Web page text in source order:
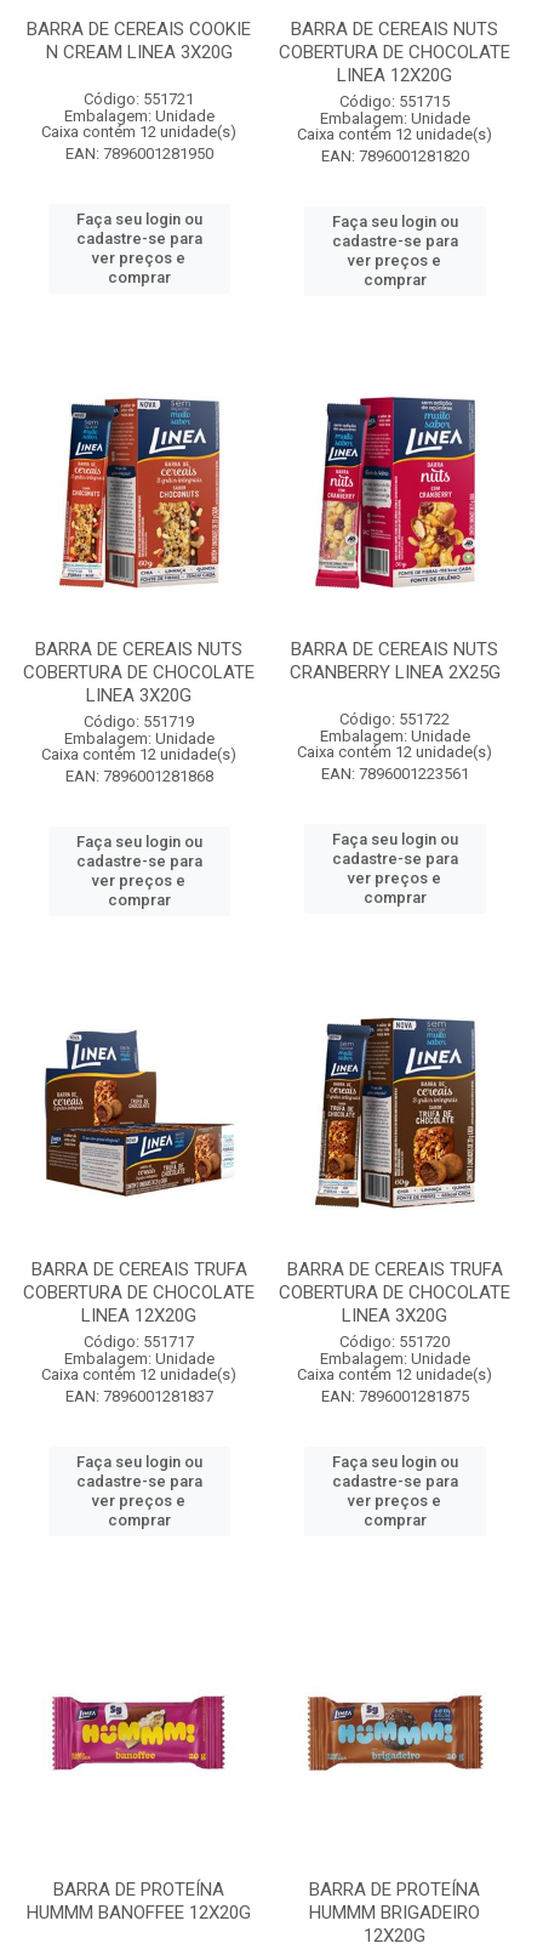
BARRA DE CEREAIS COOKIE
N CREAM LINEA 3X20G
Código: 551721
Embalagem: Unidade
Caixa contém 12 unidade(s)
EAN: 7896001281950
Faça seu login ou
cadastre-se para
ver preços e
comprar
BARRA DE CEREAIS NUTS
COBERTURA DE CHOCOLATE
LINEA 12X20G
Código: 551715
Embalagem: Unidade
Caixa contém 12 unidade(s)
EAN: 7896001281820
Faça seu login ou
cadastre-se para
ver preços e
comprar
BARRA DE CEREAIS NUTS
COBERTURA DE CHOCOLATE
LINEA 3X20G
Código: 551719
Embalagem: Unidade
Caixa contém 12 unidade(s)
EAN: 7896001281868
Faça seu login ou
cadastre-se para
ver preços e
comprar
BARRA DE CEREAIS NUTS
CRANBERRY LINEA 2X25G
Código: 551722
Embalagem: Unidade
Caixa contém 12 unidade(s)
EAN: 7896001223561
Faça seu login ou
cadastre-se para
ver preços e
comprar
BARRA DE CEREAIS TRUFA
COBERTURA DE CHOCOLATE
LINEA 12X20G
Código: 551717
Embalagem: Unidade
Caixa contém 12 unidade(s)
EAN: 7896001281837
Faça seu login ou
cadastre-se para
ver preços e
comprar
BARRA DE CEREAIS TRUFA
COBERTURA DE CHOCOLATE
LINEA 3X20G
Código: 551720
Embalagem: Unidade
Caixa contém 12 unidade(s)
EAN: 7896001281875
Faça seu login ou
cadastre-se para
ver preços e
comprar
BARRA DE PROTEÍNA
HUMMM BANOFFEE 12X20G
BARRA DE PROTEÍNA
HUMMM BRIGADEIRO
12X20G